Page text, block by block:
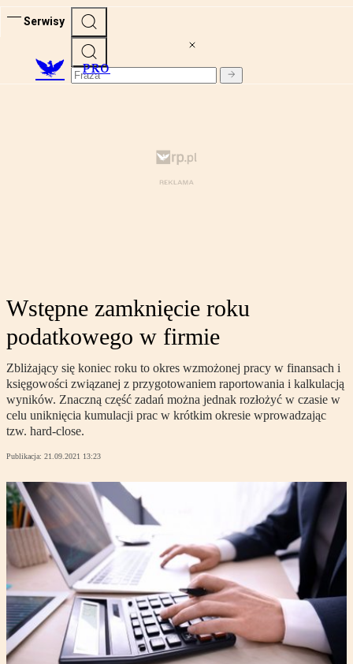
Serwisy
PRO
Wstępne zamknięcie roku
podatkowego w firmie
Zbliżający się koniec roku to okres wzmożonej pracy w finansach i
księgowości związanej z przygotowaniem raportowania i kalkulacją
wyników. Znaczną część zadań można jednak rozłożyć w czasie w
celu uniknięcia kumulacji prac w krótkim okresie wprowadzając
tzw. hard-close.
Publikacja: 21.09.2021 13:23